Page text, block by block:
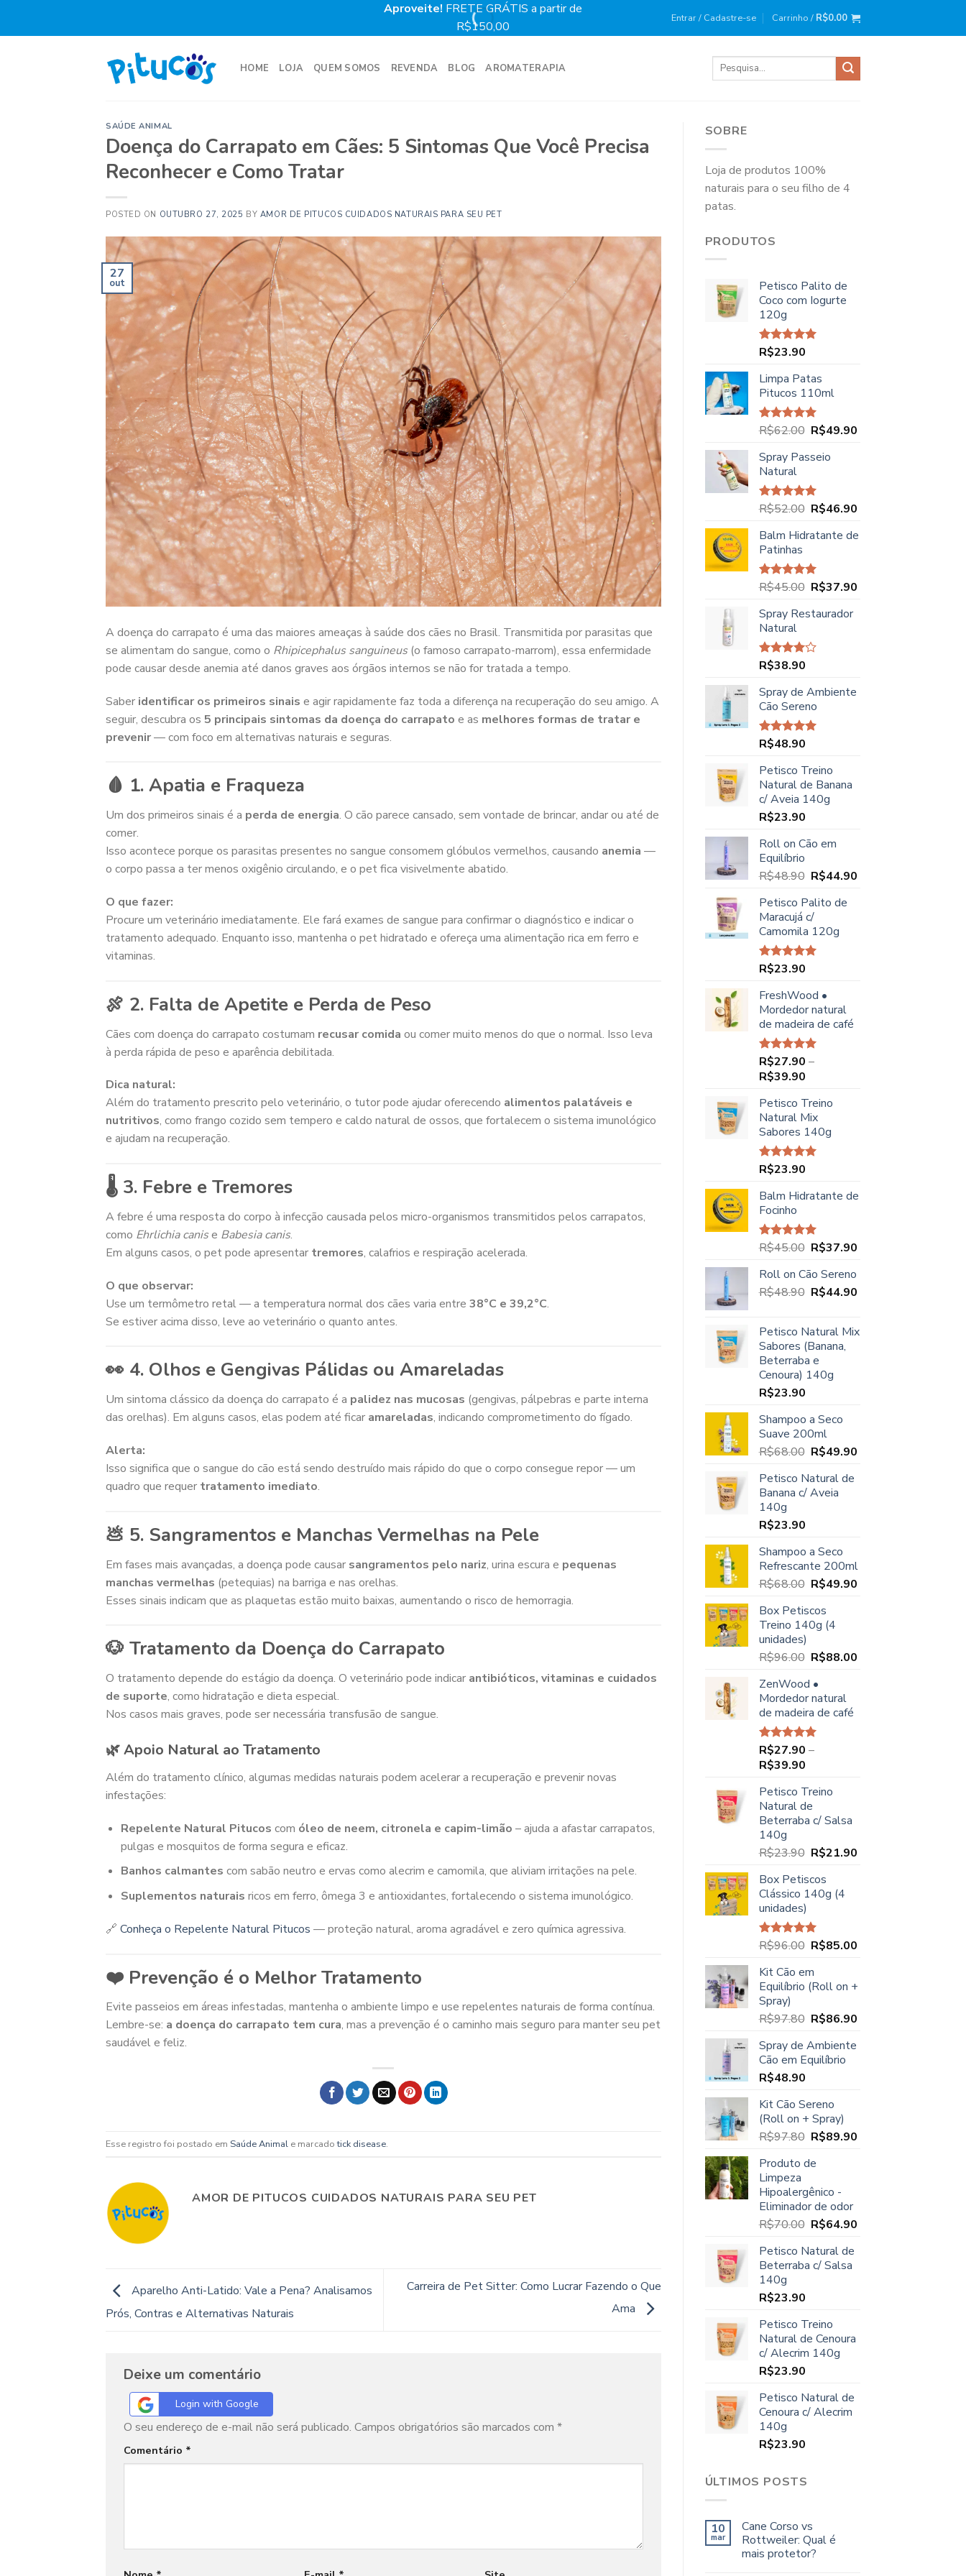
Aproveite! FRETE GRÁTIS a partir de
R$150,00
: BEMVINDO10
Entrar / Cadastre-se Carrinho / R$0.00
HOME LOJA QUEM SOMOS REVENDA BLOG AROMATERAPIA
Pesquisar
SAÚDE ANIMAL
Doença do Carrapato em Cães: 5 Sintomas Que Você Precisa
Reconhecer e Como Tratar
POSTED ON OUTUBRO 27, 2025 BY AMOR DE PITUCOS CUIDADOS NATURAIS PARA SEU PET
27
out
A doença do carrapato é uma das maiores ameaças à saúde dos cães no Brasil. Transmitida por parasitas que
se alimentam do sangue, como o Rhipicephalus sanguineus(o famoso carrapato-marrom), essa enfermidade
pode causar desde anemia até danos graves aos órgãos internos se não for tratada a tempo.
Saber identificar os primeiros sinais e agir rapidamente faz toda a diferença na recuperação do seu amigo. A
seguir, descubra os 5 principais sintomas da doença do carrapato e as melhores formas de tratar e
prevenir— com foco em alternativas naturais e seguras.
🩸 1. Apatia e Fraqueza
Um dos primeiros sinais é a perda de energia. O cão parece cansado, sem vontade de brincar, andar ou até de
comer.
Isso acontece porque os parasitas presentes no sangue consomem glóbulos vermelhos, causando anemia —
o corpo passa a ter menos oxigênio circulando, e o pet fica visivelmente abatido.
O que fazer:
Procure um veterinário imediatamente. Ele fará exames de sangue para confirmar o diagnóstico e indicar o
tratamento adequado. Enquanto isso, mantenha o pet hidratado e ofereça uma alimentação rica em ferro e
vitaminas.
🍖 2. Falta de Apetite e Perda de Peso
Cães com doença do carrapato costumam recusar comida ou comer muito menos do que o normal. Isso leva
à perda rápida de peso e aparência debilitada.
Dica natural:
Além do tratamento prescrito pelo veterinário, o tutor pode ajudar oferecendo alimentos palatáveis e
nutritivos, como frango cozido sem tempero e caldo natural de ossos, que fortalecem o sistema imunológico
e ajudam na recuperação.
🌡️ 3. Febre e Tremores
A febre é uma resposta do corpo à infecção causada pelos micro-organismos transmitidos pelos carrapatos,
como Ehrlichia canise Babesia canis.
Em alguns casos, o pet pode apresentar tremores, calafrios e respiração acelerada.
O que observar:
Use um termômetro retal — a temperatura normal dos cães varia entre 38°C e 39,2°C.
Se estiver acima disso, leve ao veterinário o quanto antes.
👀 4. Olhos e Gengivas Pálidas ou Amareladas
Um sintoma clássico da doença do carrapato é a palidez nas mucosas (gengivas, pálpebras e parte interna
das orelhas). Em alguns casos, elas podem até ficar amareladas, indicando comprometimento do fígado.
Alerta:
Isso significa que o sangue do cão está sendo destruído mais rápido do que o corpo consegue repor — um
quadro que requer tratamento imediato.
💩 5. Sangramentos e Manchas Vermelhas na Pele
Em fases mais avançadas, a doença pode causar sangramentos pelo nariz, urina escura e pequenas
manchas vermelhas (petequias) na barriga e nas orelhas.
Esses sinais indicam que as plaquetas estão muito baixas, aumentando o risco de hemorragia.
🐶 Tratamento da Doença do Carrapato
O tratamento depende do estágio da doença. O veterinário pode indicar antibióticos, vitaminas e cuidados
de suporte, como hidratação e dieta especial.
Nos casos mais graves, pode ser necessária transfusão de sangue.
🌿 Apoio Natural ao Tratamento
Além do tratamento clínico, algumas medidas naturais podem acelerar a recuperação e prevenir novas
infestações:
Repelente Natural Pitucos com óleo de neem, citronela e capim-limão – ajuda a afastar carrapatos,
pulgas e mosquitos de forma segura e eficaz.
Banhos calmantes com sabão neutro e ervas como alecrim e camomila, que aliviam irritações na pele.
Suplementos naturais ricos em ferro, ômega 3 e antioxidantes, fortalecendo o sistema imunológico.
🔗 Conheça o Repelente Natural Pitucos — proteção natural, aroma agradável e zero química agressiva.
❤️ Prevenção é o Melhor Tratamento
Evite passeios em áreas infestadas, mantenha o ambiente limpo e use repelentes naturais de forma contínua.
Lembre-se: a doença do carrapato tem cura, mas a prevenção é o caminho mais seguro para manter seu pet
saudável e feliz.
Esse registro foi postado em Saúde Animal e marcadotick disease.
AMOR DE PITUCOS CUIDADOS NATURAIS PARA SEU PET
Aparelho Anti-Latido: Vale a Pena? Analisamos
Prós, Contras e Alternativas Naturais
Carreira de Pet Sitter: Como Lucrar Fazendo o Que
Ama
Deixe um comentário
Login with Google
O seu endereço de e-mail não será publicado. Campos obrigatórios são marcados com *
Comentário *
SOBRE
Loja de produtos 100%
naturais para o seu filho de 4
patas.
PRODUTOS
Petisco Palito de
Coco com Iogurte
120g
Avaliação
R$23.90
Limpa Patas
Pitucos 110ml
Avaliação
R$62.00 O
original
R$62.00.
R$49.90
Spray Passeio
Natural
Avaliação
R$52.00 O
original
R$52.00.
R$46.90
atual
Balm Hidratante de
Patinhas
Avaliação
R$45.00 O
original
R$45.00.
R$37.90
Spray Restaurador
Natural
Avaliação
5
R$38.90
Spray de Ambiente
Cão Sereno
Avaliação
R$48.90
Petisco Treino
Natural de Banana
c/ Aveia 140g
R$23.90
Roll on Cão em
Equilíbrio
R$48.90 O
original
era:
R$48.90.
R$44.90
Petisco Palito de
Maracujá c/
Camomila 120g
Avaliação
R$23.90
FreshWood •
Mordedor natural
de madeira de café
Avaliação
5.00de 5
R$27.90 –
R$39.90Faixa
preço:
R$27.90
através
R$39.90
Petisco Treino
Natural Mix
Sabores 140g
Avaliação
R$23.90
Balm Hidratante de
Focinho
Avaliação
R$45.00 O
original
era:
R$37.90
Roll on Cão Sereno
R$48.90 O
era:
R$48.90.
R$44.90
é:
Petisco Natural Mix
Sabores (Banana,
Beterraba e
Cenoura) 140g
R$23.90
Shampoo a Seco
Suave 200ml
R$68.00 O
original
era:
R$49.90
Petisco Natural de
Banana c/ Aveia
140g
R$23.90
Shampoo a Seco
Refrescante 200ml
R$68.00 O
original
era:
R$49.90
Box Petiscos
Treino 140g (4
unidades)
R$96.00 O
original
era:
R$96.00.
R$88.00
ZenWood •
Mordedor natural
de madeira de café
Avaliação
5.00de 5
R$27.90 –
R$39.90Faixa
preço:
R$27.90
através
Petisco Treino
Natural de
Beterraba c/ Salsa
140g
R$23.90 O
original
era:
R$21.90
Box Petiscos
Clássico 140g (4
unidades)
Avaliação
R$96.00 O
original
era:
R$85.00
é:
Kit Cão em
Equilíbrio (Roll on +
Spray)
R$97.80 O
original
era:
R$86.90
Spray de Ambiente
Cão em Equilíbrio
R$48.90
Kit Cão Sereno
(Roll on + Spray)
R$97.80 O
original
R$97.80.
R$89.90
Produto de
Limpeza
Hipoalergênico -
Eliminador de odor
R$70.00 O
original
era:
R$64.90
Petisco Natural de
Beterraba c/ Salsa
140g
R$23.90
Petisco Treino
Natural de Cenoura
c/ Alecrim 140g
R$23.90
Petisco Natural de
Cenoura c/ Alecrim
140g
R$23.90
ÚLTIMOS POSTS
10
mar
Cane Corso vs
Rottweiler: Qual é
mais protetor?